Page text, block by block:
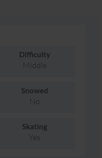
Difficulty
Middle
Snowed
No
Skating
Yes